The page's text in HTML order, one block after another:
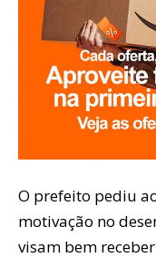
O prefeito pediu
motivação no
visam bem